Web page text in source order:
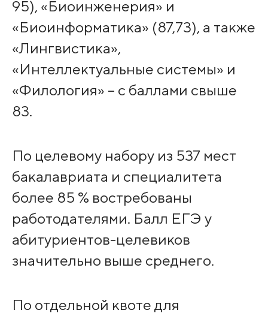
95), «Биоинженерия» и
«Биоинформатика» (87,73), а также
«Лингвистика»,
«Интеллектуальные системы» и
«Филология» – с баллами свыше
83.
По целевому набору из 537 мест
бакалавриата и специалитета
более 85 % востребованы
работодателями. Балл ЕГЭ у
абитуриентов-целевиков
значительно выше среднего.
По отдельной квоте для